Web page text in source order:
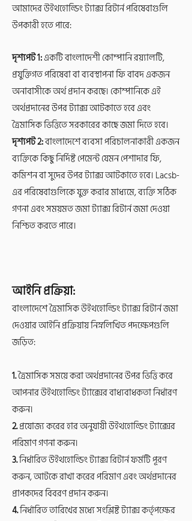
আমাদের উইথহোল্ডিং ট্যাক্স রিটার্ন পরিষেবাগুলি
উপকারী হতে পারে:
দৃশ্যপট 1:একটি বাংলাদেশী কোম্পানি রয়্যালটি,
প্রযুক্তিগত পরিষেবা বা ব্যবস্থাপনা ফি বাবদ একজন
অনাবাসীকে অর্থ প্রদান করছে। কোম্পানিকে এই
অর্থপ্রদানের উপর ট্যাক্স আটকাতে হবে এবং
ত্রৈমাসিক ভিত্তিতে সরকারের কাছে জমা দিতে হবে।
দৃশ্যপট 2:বাংলাদেশে ব্যবসা পরিচালনাকারী একজন
ব্যক্তিকে কিছু নির্দিষ্ট পেমেন্ট যেমন পেশাদার ফি,
কমিশন বা সুদের উপর ট্যাক্স আটকাতে হবে। Lacsb-
এর পরিষেবাগুলিকে যুক্ত করার মাধ্যমে, ব্যক্তি সঠিক
গণনা এবং সময়মত জমা ট্যাক্স রিটার্ন জমা দেওয়া
নিশ্চিত করতে পারে।
আইনি প্রক্রিয়া:
বাংলাদেশে ত্রৈমাসিক উইথহোল্ডিং ট্যাক্স রিটার্ন জমা
দেওয়ার আইনি প্রক্রিয়ায় নিম্নলিখিত পদক্ষেপগুলি
জড়িত:
1.ত্রৈমাসিক সময়ে করা অর্থপ্রদানের উপর ভিত্তি করে
আপনার উইথহোল্ডিং ট্যাক্সের বাধ্যবাধকতা নির্ধারণ
করুন।
2.প্রযোজ্য করের হার অনুযায়ী উইথহোল্ডিং ট্যাক্সের
পরিমাণ গণনা করুন।
3.নির্ধারিত উইথহোল্ডিং ট্যাক্স রিটার্ন ফর্মটি পূরণ
করুন, আটকে রাখা করের পরিমাণ এবং অর্থপ্রদানের
প্রাপকদের বিবরণ প্রদান করুন।
4.নির্ধারিত তারিখের মধ্যে সংশ্লিষ্ট ট্যাক্স কর্তৃপক্ষের